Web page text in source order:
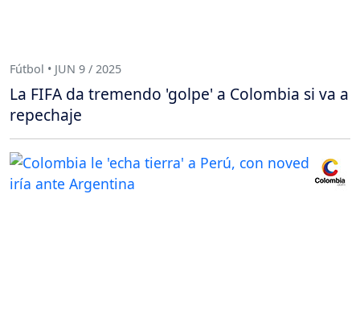
Fútbol • JUN 9 / 2025
La FIFA da tremendo 'golpe' a Colombia si va a
repechaje